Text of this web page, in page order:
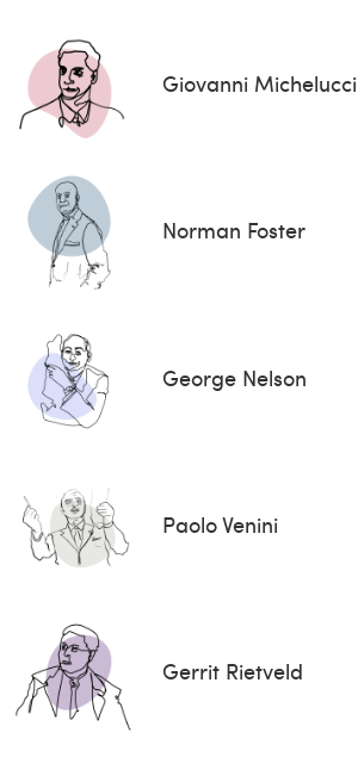
Giovanni Michelucci
Norman Foster
George Nelson
Paolo Venini
Gerrit Rietveld